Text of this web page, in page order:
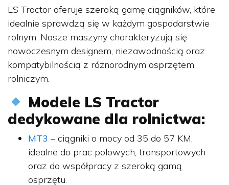
LS Tractor oferuje szeroką gamę ciągników, które
idealnie sprawdzą się w każdym gospodarstwie
rolnym. Nasze maszyny charakteryzują się
nowoczesnym designem, niezawodnością oraz
kompatybilnością z różnorodnym osprzętem
rolniczym.
Modele LS Tractor
dedykowane dla rolnictwa:
MT3 – ciągniki o mocy od 35 do 57 KM,
idealne do prac polowych, transportowych
oraz do współpracy z szeroką gamą
osprzętu.